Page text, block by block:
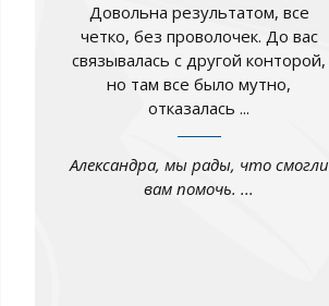
Довольна результатом, все
четко, без проволочек. До вас
связывалась с другой конторой,
но там все было мутно,
отказалась ...
Александра, мы рады, что смогли
вам помочь. ...